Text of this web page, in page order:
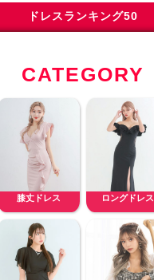
ドレスランキング50
CATEGORY
膝丈ドレス ロングドレス